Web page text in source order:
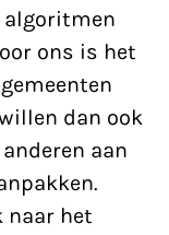
algoritmen
ons is het
dan ook
aan
naar het